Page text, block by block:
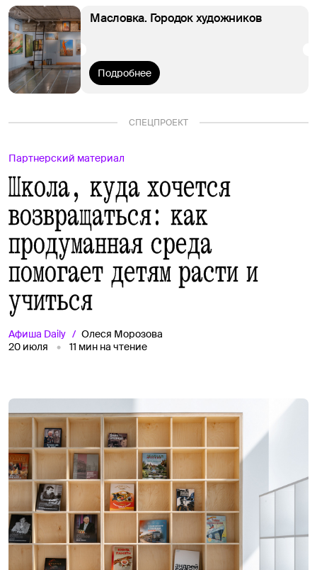
Масловка. Городок художников
Подробнее
СПЕЦПРОЕКТ
Партнерский материал
Школа, куда хочется
возвращаться: как
продуманная среда
помогает детям расти и
учиться
Афиша Daily
Олеся Морозова
20 июля
11 мин на чтение